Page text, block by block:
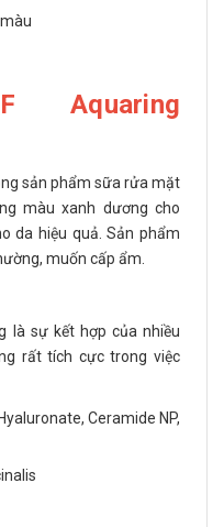
Aquaring
sản phẩm sữa rửa mặt
màu xanh dương cho
da hiệu quả. Sản phẩm
muốn cấp ẩm.
là sự kết hợp của nhiều
rất tích cực trong việc
Ceramide NP,